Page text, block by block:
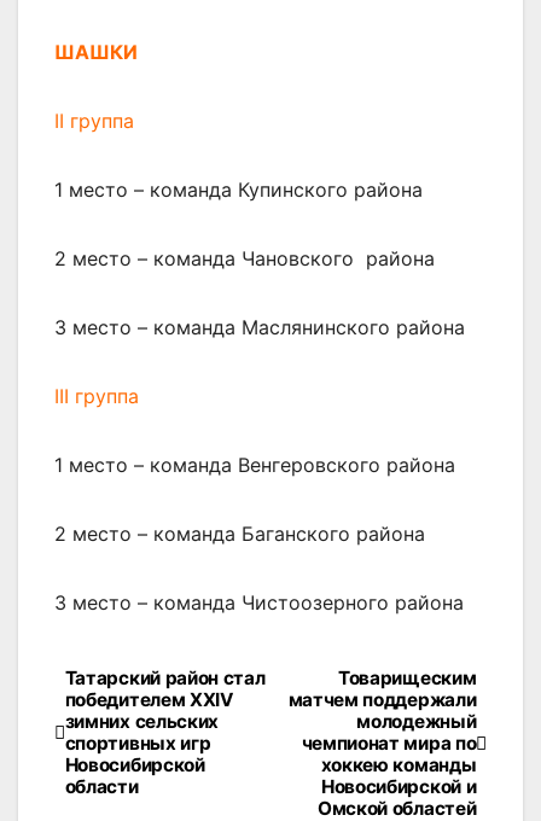
ШАШКИ
II группа
1 место – команда Купинского района
2 место – команда Чановского района
3 место – команда Маслянинского района
III группа
1 место – команда Венгеровского района
2 место – команда Баганского района
3 место – команда Чистоозерного района
Навигация
по
записям
Товарищеским
матчем поддержали
молодежный
чемпионат мира по
хоккею команды
Новосибирской и
Омской областей
Татарский район стал
победителем XXIV
зимних сельских
спортивных игр
Новосибирской
области